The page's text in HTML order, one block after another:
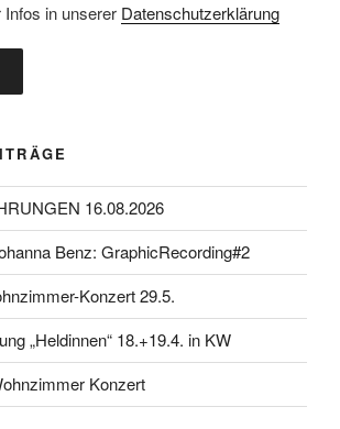
in unserer Datenschutzerklärung
16.08.2026
Benz: GraphicRecording#2
Konzert 29.5.
„Heldinnen“ 18.+19.4. in KW
Konzert